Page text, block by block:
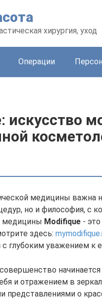
хирургия, уход
Операции
искусство
медицины важна
но и философия, с
медицины Modifique -
здесь:
с глубоким уважением к
и отражением в
представлениями о